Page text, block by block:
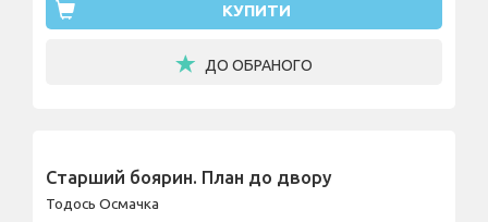
КУПИТИ
ДО ОБРАНОГО
Старший боярин. План до двору
Тодось Осмачка